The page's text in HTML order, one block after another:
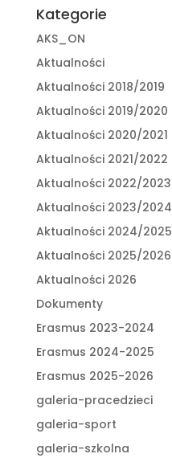
Kategorie
AKS_ON
Aktualności
Aktualności 2018/2019
Aktualności 2019/2020
Aktualności 2020/2021
Aktualności 2021/2022
Aktualności 2022/2023
Aktualności 2023/2024
Aktualności 2024/2025
Aktualności 2025/2026
Aktualności 2026
Dokumenty
Erasmus 2023-2024
Erasmus 2024-2025
Erasmus 2025-2026
galeria-pracedzieci
galeria-sport
galeria-szkolna